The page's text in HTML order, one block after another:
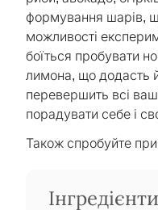
формування шарів,
можливості
боїться пробувати
лимона, що додасть
перевершить всі
порадувати себе і
Також спробуйте
Інгредієнти